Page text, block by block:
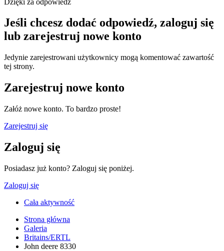
Jeśli chcesz dodać odpowiedź, zaloguj się
lub zarejestruj nowe konto
Jedynie zarejestrowani użytkownicy mogą komentować zawartość
tej strony.
Zarejestruj nowe konto
Załóż nowe konto. To bardzo proste!
Zarejestruj się
Zaloguj się
Posiadasz już konto? Zaloguj się poniżej.
Zaloguj się
Cała aktywność
Strona główna
Galeria
Britains/ERTL
John deere 8330